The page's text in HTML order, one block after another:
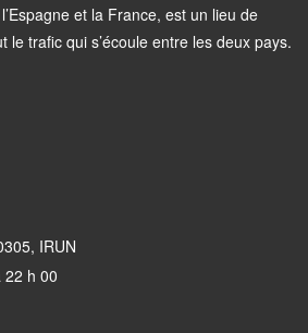
et la France, est un lieu de
le trafic qui s’écoule entre les deux pays.
IRUN
22 h 00